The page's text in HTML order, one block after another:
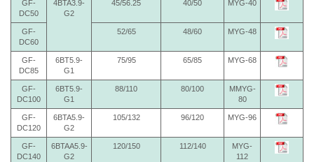
GF-
DC50
4BTA3.9-
G2
45/56.25 40/50 MYG-40
GF-
DC60
52/65 48/60 MYG-48
GF-
DC85
6BT5.9-
G1
75/95 65/85 MYG-68
GF-
DC100
6BT5.9-
G1
88/110 80/100
MMYG-
80
GF-
DC120
6BTA5.9-
G2
105/132 96/120 MYG-96
GF-
DC140
6BTAA5.9-
G2
120/150 112/140
MYG-
112